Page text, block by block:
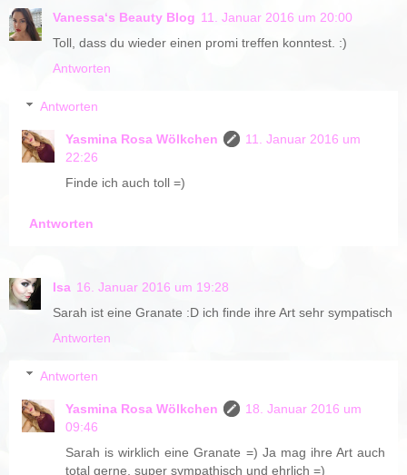
Vanessa‘s Beauty Blog 11. Januar 2016 um 20:00
Toll, dass du wieder einen promi treffen konntest. :)
Antworten
Antworten
Yasmina Rosa Wölkchen
11. Januar 2016 um
22:26
Finde ich auch toll =)
Antworten
Isa 16. Januar 2016 um 19:28
Sarah ist eine Granate :D ich finde ihre Art sehr sympatisch
Antworten
Antworten
Yasmina Rosa Wölkchen
18. Januar 2016 um
09:46
Sarah is wirklich eine Granate =) Ja mag ihre Art auch
total gerne, super sympathisch und ehrlich =)